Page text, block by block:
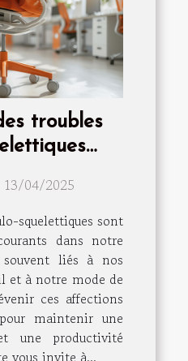
troubles
13/04/2025
squelettiques sont
dans notre
liés à nos
et à notre mode de
ces affections
maintenir une
une productivité